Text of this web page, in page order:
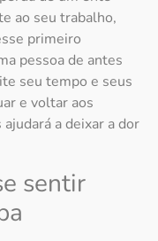
ao seu trabalho,
primeiro
pessoa de antes
seu tempo e seus
e voltar aos
a deixar a dor
sentir